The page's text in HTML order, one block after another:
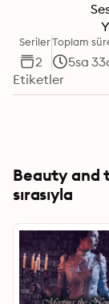
Seriler
2
Toplam
5sa
Etiketler
Beauty and
sırasıyla